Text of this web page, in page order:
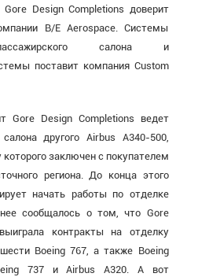
Design Completions доверит
B/E Aerospace. Системы
салона и
поставит компания Custom
Gore Design Completions ведет
другого Airbus A340-500,
которого заключен с покупателем
региона. До конца этого
начать работы по отделке
сообщалось о том, что Gore
контракты на отделку
Boeing 767, а также Boeing
737 и Airbus A320. А вот